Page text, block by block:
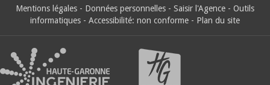
Mentions légales - Données personnelles - Saisir l'Agence - Outils
informatiques - Accessibilité: non conforme - Plan du site